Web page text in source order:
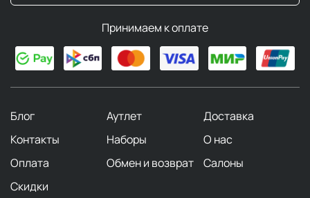
Принимаем к оплате
Блог Аутлет
Доставка
Контакты
Наборы
О нас
Оплата
Обмен и возврат
Салоны
Скидки